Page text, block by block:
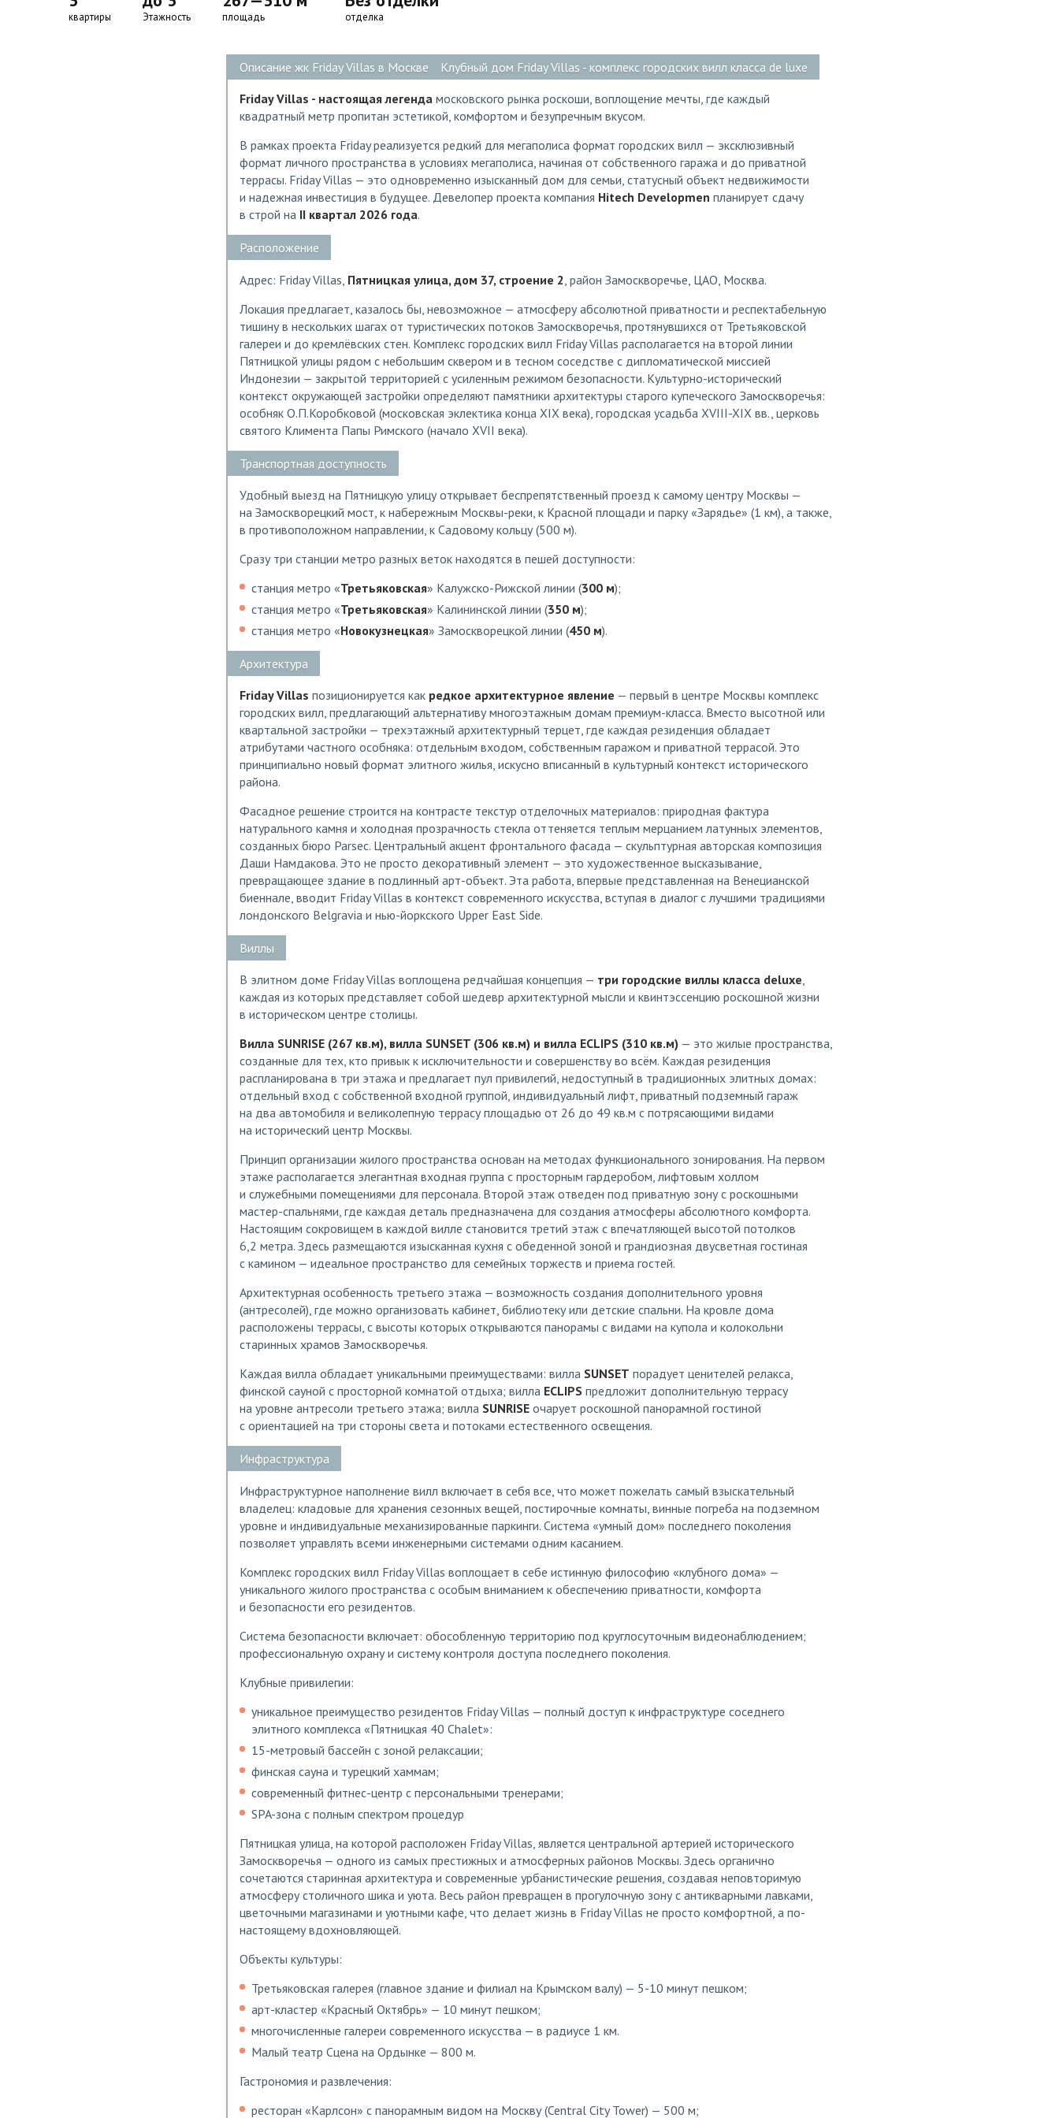
квартиры Этажность площадь отделка
Описание жк Friday Villas в Москве Клубный дом Friday Villas - комплекс городских вилл класса de luxe
Friday Villas - настоящая легенда московского рынка роскоши, воплощение мечты, где каждый
квадратный метр пропитан эстетикой, комфортом и безупречным вкусом.
В рамках проекта Friday реализуется редкий для мегаполиса формат городских вилл — эксклюзивный
формат личного пространства в условиях мегаполиса, начиная от собственного гаража и до приватной
террасы. Friday Villas — это одновременно изысканный дом для семьи, статусный объект недвижимости
и надежная инвестиция в будущее. Девелопер проекта компания Hitech Developmen планирует сдачу
в строй на II квартал 2026 года.
Расположение
Адрес: Friday Villas, Пятницкая улица, дом 37, строение 2 , район Замоскворечье, ЦАО, Москва.
Локация предлагает, казалось бы, невозможное — атмосферу абсолютной приватности и респектабельную
тишину в нескольких шагах от туристических потоков Замоскворечья, протянувшихся от Третьяковской
галереи и до кремлёвских стен. Комплекс городских вилл Friday Villas располагается на второй линии
Пятницкой улицы рядом с небольшим сквером и в тесном соседстве с дипломатической миссией
Индонезии — закрытой территорией с усиленным режимом безопасности. Культурно-исторический
контекст окружающей застройки определяют памятники архитектуры старого купеческого Замоскворечья:
особняк О.П.Коробковой (московская эклектика конца XIX века), городская усадьба XVIII-XIX вв., церковь
святого Климента Папы Римского (начало XVII века).
Транспортная доступность
Удобный выезд на Пятницкую улицу открывает беспрепятственный проезд к самому центру Москвы —
на Замоскворецкий мост, к набережным Москвы-реки, к Красной площади и парку «Зарядье» (1 км), а также,
в противоположном направлении, к Садовому кольцу (500 м).
Сразу три станции метро разных веток находятся в пешей доступности:
станция метро «Третьяковская» Калужско-Рижской линии (300 м);
станция метро «Третьяковская» Калининской линии (350 м);
станция метро «Новокузнецкая» Замоскворецкой линии (450 м).
Архитектура
Friday Villas позиционируется как редкое архитектурное явление — первый в центре Москвы комплекс
городских вилл, предлагающий альтернативу многоэтажным домам премиум-класса. Вместо высотной или
квартальной застройки — трехэтажный архитектурный терцет, где каждая резиденция обладает
атрибутами частного особняка: отдельным входом, собственным гаражом и приватной террасой. Это
принципиально новый формат элитного жилья, искусно вписанный в культурный контекст исторического
района.
Фасадное решение строится на контрасте текстур отделочных материалов: природная фактура
натурального камня и холодная прозрачность стекла оттеняется теплым мерцанием латунных элементов,
созданных бюро Parsec. Центральный акцент фронтального фасада — скульптурная авторская композиция
Даши Намдакова. Это не просто декоративный элемент — это художественное высказывание,
превращающее здание в подлинный арт-объект. Эта работа, впервые представленная на Венецианской
биеннале, вводит Friday Villas в контекст современного искусства, вступая в диалог с лучшими традициями
лондонского Belgravia и нью-йоркского Upper East Side.
Виллы
В элитном доме Friday Villas воплощена редчайшая концепция — три городские виллы класса deluxe,
каждая из которых представляет собой шедевр архитектурной мысли и квинтэссенцию роскошной жизни
в историческом центре столицы.
Вилла SUNRISE (267 кв.м), вилла SUNSET (306 кв.м) и вилла ECLIPS (310 кв.м) — это жилые пространства,
созданные для тех, кто привык к исключительности и совершенству во всём. Каждая резиденция
распланирована в три этажа и предлагает пул привилегий, недоступный в традиционных элитных домах:
отдельный вход с собственной входной группой, индивидуальный лифт, приватный подземный гараж
на два автомобиля и великолепную террасу площадью от 26 до 49 кв.м с потрясающими видами
на исторический центр Москвы.
Принцип организации жилого пространства основан на методах функционального зонирования. На первом
этаже располагается элегантная входная группа с просторным гардеробом, лифтовым холлом
и служебными помещениями для персонала. Второй этаж отведен под приватную зону с роскошными
мастер-спальнями, где каждая деталь предназначена для создания атмосферы абсолютного комфорта.
Настоящим сокровищем в каждой вилле становится третий этаж с впечатляющей высотой потолков
6,2 метра. Здесь размещаются изысканная кухня с обеденной зоной и грандиозная двусветная гостиная
с камином — идеальное пространство для семейных торжеств и приема гостей.
Архитектурная особенность третьего этажа — возможность создания дополнительного уровня
(антресолей), где можно организовать кабинет, библиотеку или детские спальни. На кровле дома
расположены террасы, с высоты которых открываются панорамы с видами на купола и колокольни
старинных храмов Замоскворечья.
Каждая вилла обладает уникальными преимуществами: вилла SUNSET порадует ценителей релакса,
финской сауной с просторной комнатой отдыха; вилла ECLIPS предложит дополнительную террасу
на уровне антресоли третьего этажа; вилла SUNRISE очарует роскошной панорамной гостиной
с ориентацией на три стороны света и потоками естественного освещения.
Инфраструктура
Инфраструктурное наполнение вилл включает в себя все, что может пожелать самый взыскательный
владелец: кладовые для хранения сезонных вещей, постирочные комнаты, винные погреба на подземном
уровне и индивидуальные механизированные паркинги. Система «умный дом» последнего поколения
позволяет управлять всеми инженерными системами одним касанием.
Комплекс городских вилл Friday Villas воплощает в себе истинную философию «клубного дома» —
уникального жилого пространства с особым вниманием к обеспечению приватности, комфорта
и безопасности его резидентов.
Система безопасности включает: обособленную территорию под круглосуточным видеонаблюдением;
профессиональную охрану и систему контроля доступа последнего поколения.
Клубные привилегии:
уникальное преимущество резидентов Friday Villas — полный доступ к инфраструктуре соседнего
элитного комплекса «Пятницкая 40 Chalet»:
15-метровый бассейн с зоной релаксации;
финская сауна и турецкий хаммам;
современный фитнес-центр с персональными тренерами;
SPA-зона с полным спектром процедур
Пятницкая улица, на которой расположен Friday Villas, является центральной артерией исторического
Замоскворечья — одного из самых престижных и атмосферных районов Москвы. Здесь органично
сочетаются старинная архитектура и современные урбанистические решения, создавая неповторимую
атмосферу столичного шика и уюта. Весь район превращен в прогулочную зону с антикварными лавками,
цветочными магазинами и уютными кафе, что делает жизнь в Friday Villas не просто комфортной, а по-
настоящему вдохновляющей.
Объекты культуры:
Третьяковская галерея (главное здание и филиал на Крымском валу) — 5-10 минут пешком;
арт-кластер «Красный Октябрь» — 10 минут пешком;
многочисленные галереи современного искусства — в радиусе 1 км.
Малый театр Сцена на Ордынке — 800 м.
Гастрономия и развлечения:
ресторан «Карлсон» с панорамным видом на Москву (Central City Tower) — 500 м;